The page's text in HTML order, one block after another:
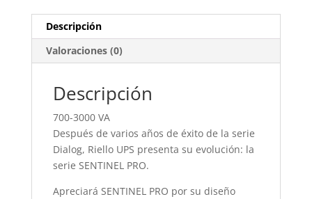
Descripción
Valoraciones (0)
Descripción
700-3000 VA
Después de varios años de éxito de la serie
Dialog, Riello UPS presenta su evolución: la
serie SENTINEL PRO.
Apreciará SENTINEL PRO por su diseño